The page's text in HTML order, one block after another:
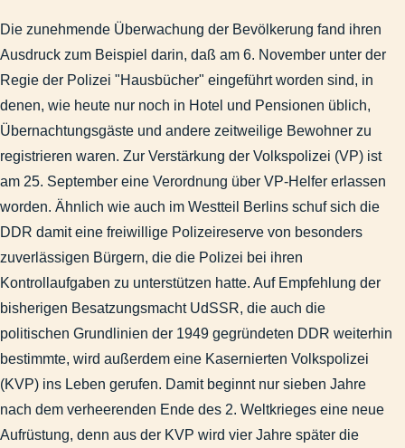
Die zunehmende Überwachung der Bevölkerung fand ihren
Ausdruck zum Beispiel darin, daß am 6. November unter der
Regie der Polizei "Hausbücher" eingeführt worden sind, in
denen, wie heute nur noch in Hotel und Pensionen üblich,
Übernachtungsgäste und andere zeitweilige Bewohner zu
registrieren waren. Zur Verstärkung der Volkspolizei (VP) ist
am 25. September eine Verordnung über VP-Helfer erlassen
worden. Ähnlich wie auch im Westteil Berlins schuf sich die
DDR damit eine freiwillige Polizeireserve von besonders
zuverlässigen Bürgern, die die Polizei bei ihren
Kontrollaufgaben zu unterstützen hatte. Auf Empfehlung der
bisherigen Besatzungsmacht UdSSR, die auch die
politischen Grundlinien der 1949 gegründeten DDR weiterhin
bestimmte, wird außerdem eine Kasernierten Volkspolizei
(KVP) ins Leben gerufen. Damit beginnt nur sieben Jahre
nach dem verheerenden Ende des 2. Weltkrieges eine neue
Aufrüstung, denn aus der KVP wird vier Jahre später die